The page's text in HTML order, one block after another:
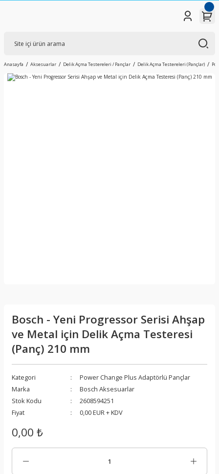
Anasayfa Aksesuarlar Delik Açma Testereleri / Pançlar Delik Açma Testereleri (Pançlar)
Bosch - Yeni Progressor Serisi Ahşap
ve Metal için Delik Açma Testeresi
(Panç) 210 mm
Kategori
Power Change Plus Adaptörlü Pançlar
Marka
Bosch Aksesuarlar
Stok Kodu
2608594251
Fiyat
0,00 EUR + KDV
0,00 ₺